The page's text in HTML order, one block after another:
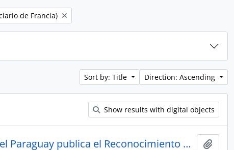
de Francia)
Sort by: Title Direction: Ascending
Show results with digital objects
El Presidente de la República del Paraguay publica el Reconocimiento de la Independencia del Paraguay por la República de Francia.